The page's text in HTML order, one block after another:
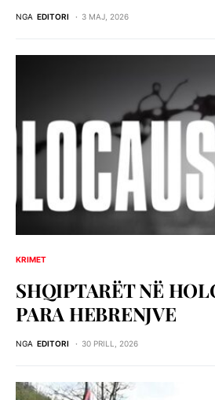
NGA EDITORI 3 MAJ, 2026
KRIMET
SHQIPTARËT NË
PARA HEBRENJVE
NGA EDITORI 30 PRILL, 2026